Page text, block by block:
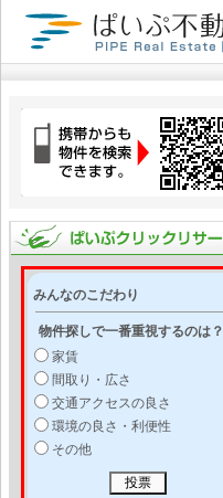
みんなのこだわり
物件探しで一番重視するのは？
家賃
間取り・広さ
交通アクセスの良さ
環境の良さ・利便性
その他